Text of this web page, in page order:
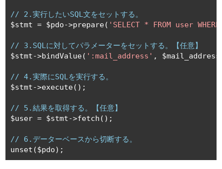
// 2.実行したいSQL文をセットする。
$stmt = $pdo->prepare( 'SELECT * FROM user
// 3.SQLに対してパラメーターをセットする。【任意】
$stmt->bindValue( ':mail_address' , $mail_address
// 4.実際にSQLを実行する。
$stmt->execute();
// 5.結果を取得する。【任意】
$user = $stmt->fetch ();
// 6.データーベースから切断する。
unset ($pdo);